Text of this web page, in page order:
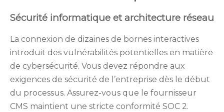
Sécurité informatique et architecture réseau
La connexion de dizaines de bornes interactives
introduit des vulnérabilités potentielles en matière
de cybersécurité. Vous devez répondre aux
exigences de sécurité de l’entreprise dès le début
du processus. Assurez-vous que le fournisseur
CMS maintient une stricte conformité SOC 2.